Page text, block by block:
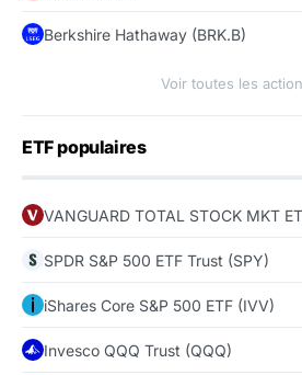
Berkshire Hathaway (BRK.B)
Voir toutes les
ETF populaires
VANGUARD TOTAL STOCK MKT
SPDR S&P 500 ETF Trust (SPY)
iShares Core S&P 500 ETF (IVV)
Invesco QQQ Trust (QQQ)